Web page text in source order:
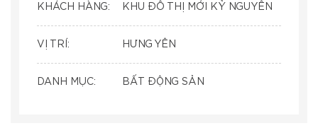
KHÁCH HÀNG: KHU ĐÔ THỊ MỚI KỶ NGUYÊN
VỊ TRÍ: HƯNG YÊN
DANH MỤC: BẤT ĐỘNG SẢN